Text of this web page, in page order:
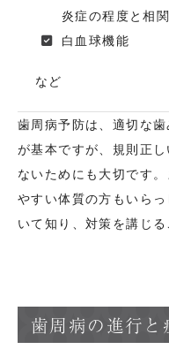
炎症の程度と相関
白血球機能
など
歯周病予防は、適切な
が基本ですが、規則正
ないためにも大切です
やすい体質の方もいら
いて知り、対策を講じる
歯周病の進行と